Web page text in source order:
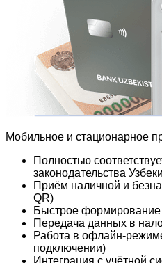
Мобильное и стационарное
Полностью
законодательства
Приём наличной и
QR)
Быстрое формирование
Передача данных в
Работа в офлайн-
подключении)
Интеграция с учётной